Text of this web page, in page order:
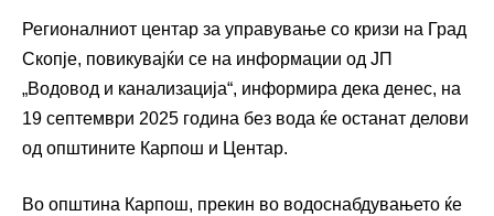
Регионалниот центар за управување со кризи на Град
Скопје, повикувајќи се на информации од ЈП
„Водовод и канализација“, информира дека денес, на
19 септември 2025 година без вода ќе останат делови
од општините Карпош и Центар.
Во општина Карпош, прекин во водоснабдувањето ќе